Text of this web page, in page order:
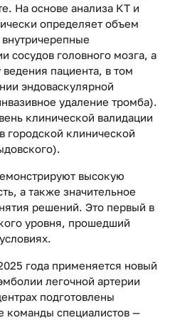
На основе анализа КТ и
определяет объем
сосудов головного мозга, а
ведения пациента, в том
эндоваскулярной
удаление тромба).
клинической валидации
городской клинической
высокую
а также значительное
решений. Это первый в
уровня, прошедший
года применяется новый
легочной артерии
подготовлены
команды специалистов —